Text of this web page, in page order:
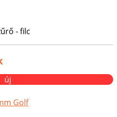
- filc
új
Golf